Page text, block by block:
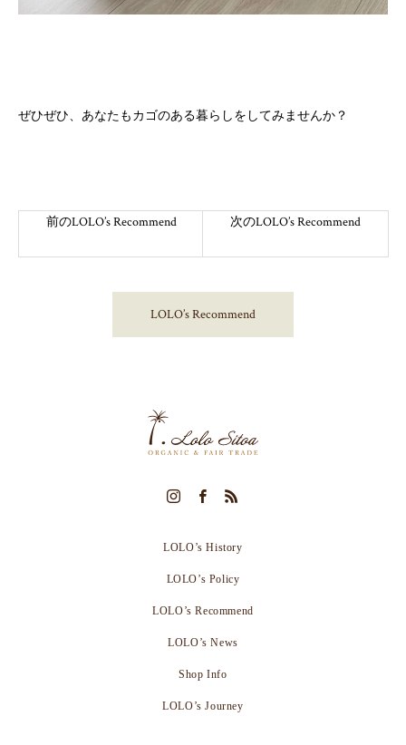
ぜひぜひ、あなたもカゴのある暮らしをしてみませんか？
前のLOLO’s Recommend 次のLOLO’s Recommend
LOLO’s Recommend
LOLO’s History
LOLO’s Policy
LOLO’s Recommend
LOLO’s News
Shop Info
LOLO’s Journey